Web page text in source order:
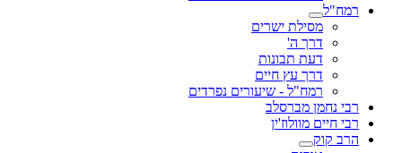
רמח"ל
מסילת ישרים
דרך ה'
דעת תבונות
דרך עץ חיים
רמח"ל - שיעורים נפרדים
רבי נחמן מברסלב
רבי חיים מוולוז'ין
הרב קוק